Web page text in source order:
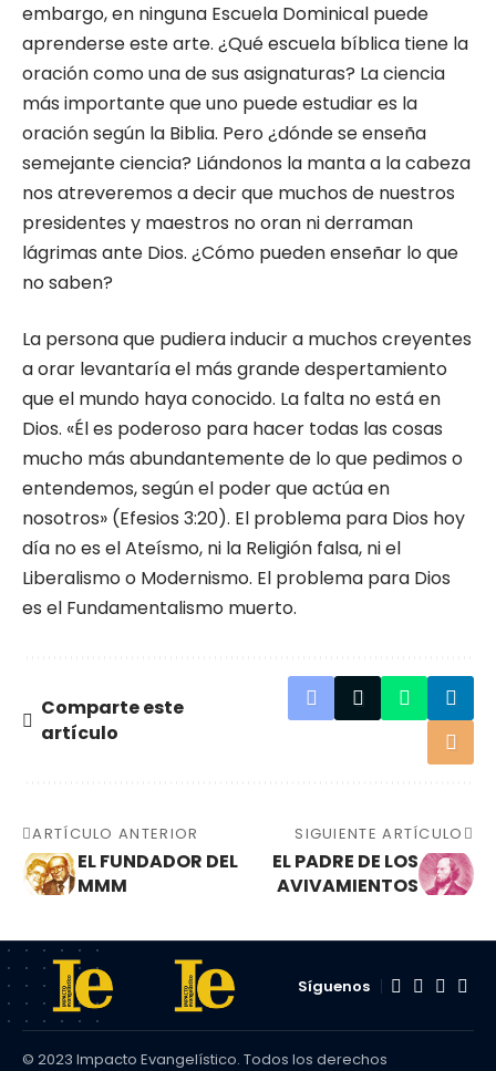
embargo, en ninguna Escuela Dominical pue­de
aprenderse este arte. ¿Qué escuela bíblica tiene la
oración como una de sus asignaturas? La ciencia
más importante que uno puede es­tudiar es la
oración según la Biblia. Pero ¿dón­de se enseña
semejante ciencia? Liándonos la manta a la cabeza
nos atreveremos a decir que muchos de nuestros
presidentes y maestros no oran ni derraman
lágrimas ante Dios. ¿Cómo pueden enseñar lo que
no saben?
La persona que pudiera inducir a muchos creyentes
a orar levantaría el más grande des­pertamiento
que el mundo haya conocido. La falta no está en
Dios. «Él es poderoso para hacer todas las cosas
mucho más abundantemente de lo que pedimos o
entendemos, según el poder que actúa en
nosotros» (Efesios 3:20). El proble­ma para Dios hoy
día no es el Ateísmo, ni la Religión falsa, ni el
Liberalismo o Modernis­mo. El problema para Dios
es el Fundamenta­lismo muerto.
Comparte este
artículo
ARTÍCULO ANTERIOR
EL FUNDADOR DEL
MMM
SIGUIENTE ARTÍCULO
EL PADRE DE LOS
AVIVAMIENTOS
Síguenos
© 2023 Impacto Evangelístico. Todos los derechos